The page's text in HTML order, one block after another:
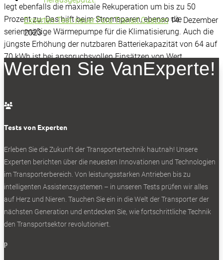
legt ebenfalls die maximale Rekuperation um bis zu 50
Prozent zu. Das hilft beim Stromsparen, ebenso die
serienmäßige Wärmepumpe für die Klimatisierung. Auch die
jüngste Erhöhung der nutzbaren Batteriekapazität von 64 auf
70 kWh ist bei anspruchsvollen Einsätzen von Wert.
Wenn’s rutschig wird: rasante Regelungen mit
Gleiches gilt für die Regelsysteme. Zwar sind die beiden E-
Millisekunden auf etwaige Traktionsprobleme einzelner
Räder. 50 Millisekunden sind 50 tausendstel Sekunden oder
ein halber Wimpernschlag. Im Ergebnis arbeitet der
Allradantrieb geradezu faszinierend spurstabil. Links trockene
Fahrbahn und rechts Schotter? Der Ford zieht ebenso
schnurgeradeaus wie bei der Kombination von Asphalt und
Schnee. Selbst bei einem kräftigem Druck aufs Fahrpedal
Etwas Leistung weg hier, etwas Leistung drauf dort – ab
Experten-Test: neuer Ford Transit Custom14. Dezember
2023
Werden Sie VanExperte!

Tests von Experten
Erleben Sie die Zukunft der Transportertechnik hautnah! Unsere
Experten berichten über die neuesten Innovationen und Technologien
im Transporterbereich. Von leistungsstarken Antrieben bis zu
intelligenten Assistenzsystemen – in unseren Tests prüfen wir alles
auf Herz und Nieren. Tauchen Sie ein in die Welt der Transporter der
nächsten Generation und entdecken Sie, wie fortschrittliche Technik
den Transportsektor revolutioniert.
p